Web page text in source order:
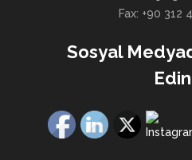
Fax: +90 312
Sosyal